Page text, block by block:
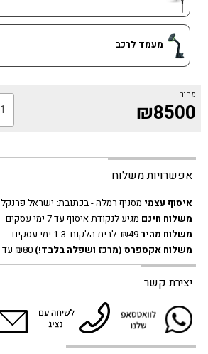
מעמד לרכב
מחיר
₪8500
אפשרויות משלוח
איסוף עצמי מסניף רמלה - בכתובת: ישראל פרנקל 25, רמלה
משלוח חינם מגיע לנקודת איסוף עד 7 ימי עסקים
משלוח מהיר
משלוח אקספרס (מרכז ושפלה בלבד!)
יצירת קשר